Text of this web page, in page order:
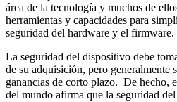
área de la tecnología y muchos de
herramientas y capacidades para
seguridad del hardware y el firmware.
La seguridad del dispositivo debe
de su adquisición, pero generalmente
ganancias de corto plazo. De hecho,
del mundo afirma que la seguridad